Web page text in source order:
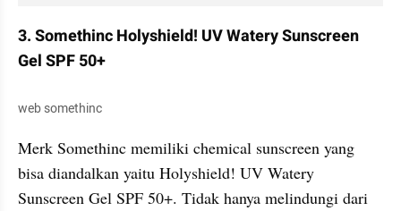
3. Somethinc Holyshield! UV Watery Sunscreen
Gel SPF 50+
web somethinc
Merk Somethinc memiliki chemical sunscreen yang
bisa diandalkan yaitu Holyshield! UV Watery
Sunscreen Gel SPF 50+. Tidak hanya melindungi dari